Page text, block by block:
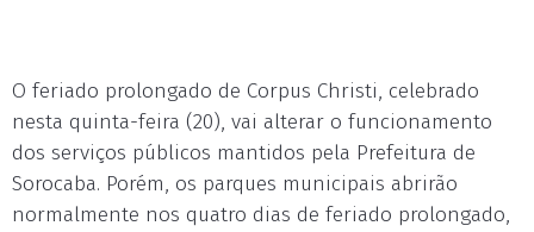
O feriado prolongado de Corpus Christi, celebrado
nesta quinta-feira (20), vai alterar o funcionamento
dos serviços públicos mantidos pela Prefeitura de
Sorocaba. Porém, os parques municipais abrirão
normalmente nos quatro dias de feriado prolongado,